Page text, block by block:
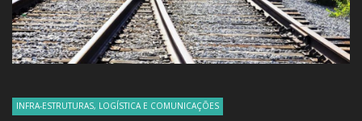
INFRA-ESTRUTURAS, LOGÍSTICA E COMUNICAÇÕES